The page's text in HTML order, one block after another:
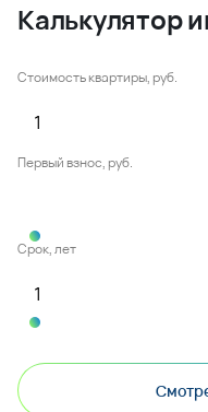
Калькулятор
Стоимость квартиры, руб.
Первый взнос, руб.
Срок, лет